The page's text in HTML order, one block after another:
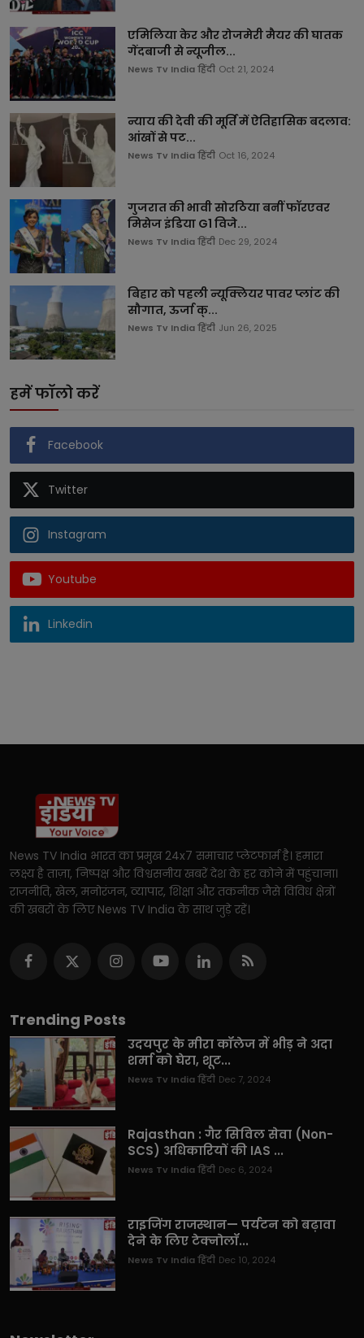
एमिलिया केर और रोजमेरी मैयर की घातक
गेंदबाजी से न्यूजील...
News Tv India हिंदी Oct 21, 2024
न्याय की देवी की मूर्ति में ऐतिहासिक बदलाव:
आंखों से पट...
News Tv India हिंदी Oct 16, 2024
गुजरात की भावी सोरठिया बनीं फॉरएवर
मिसेज इंडिया G1 विजे...
News Tv India हिंदी Dec 29, 2024
बिहार को पहली न्यूक्लियर पावर प्लांट की
सौगात, ऊर्जा क्...
News Tv India हिंदी Jun 26, 2025
हमें फॉलो करें
Facebook
Twitter
Instagram
Youtube
Linkedin
News TV India भारत का प्रमुख 24x7 समाचार प्लेटफार्म है। हमारा
लक्ष्य है ताज़ा, निष्पक्ष और विश्वसनीय खबरें देश के हर कोने में पहुंचाना।
राजनीति, खेल, मनोरंजन, व्यापार, शिक्षा और तकनीक जैसे विविध क्षेत्रों
की खबरों के लिए News TV India के साथ जुड़े रहें।
Trending Posts
उदयपुर के मीरा कॉलेज में भीड़ ने अदा
शर्मा को घेरा, शूट...
News Tv India हिंदी Dec 7, 2024
Rajasthan : गैर सिविल सेवा (Non-
SCS) अधिकारियों की IAS ...
News Tv India हिंदी Dec 6, 2024
राइजिंग राजस्थान— पर्यटन को बढ़ावा
देने के लिए टेक्नोलॉ...
News Tv India हिंदी Dec 10, 2024